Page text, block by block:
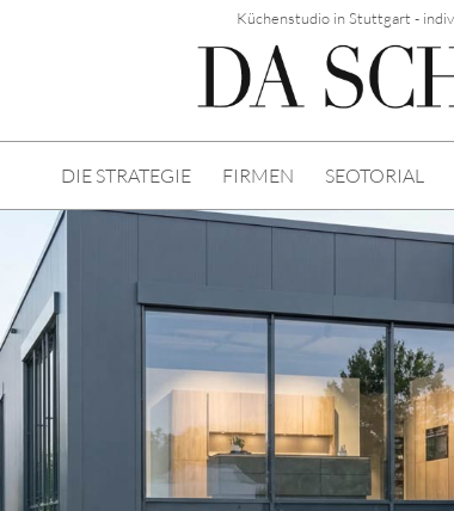
Küchenstudio in Stuttgart -
DIE STRATEGIE FIRMEN SEOTORIAL